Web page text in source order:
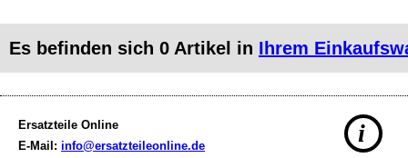
Es befinden sich 0 Artikel in Ihrem
Ersatzteile Online
E-Mail: info@ersatzteileonline.de i